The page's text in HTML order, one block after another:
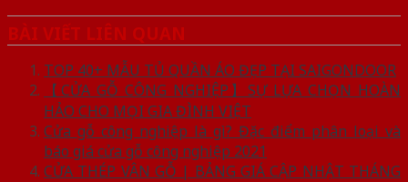
BÀI VIẾT LIÊN QUAN
TOP 40+ MẪU TỦ QUẦN ÁO ĐẸP TẠI SAIGONDOOR
【CỬA GỖ CÔNG NGHIỆP】SỰ LỰA CHỌN HOÀN
HẢO CHO MỌI GIA ĐÌNH VIỆT
Cửa gỗ công nghiệp là gì? Đặc điểm phân loại và
báo giá cửa gỗ công nghiệp 2021
CỬA THÉP VÂN GỖ | BẢNG GIÁ CẬP NHẬT THÁNG